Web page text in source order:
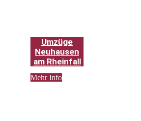
Umzüge
Neuhausen
am Rheinfall
Mehr Info